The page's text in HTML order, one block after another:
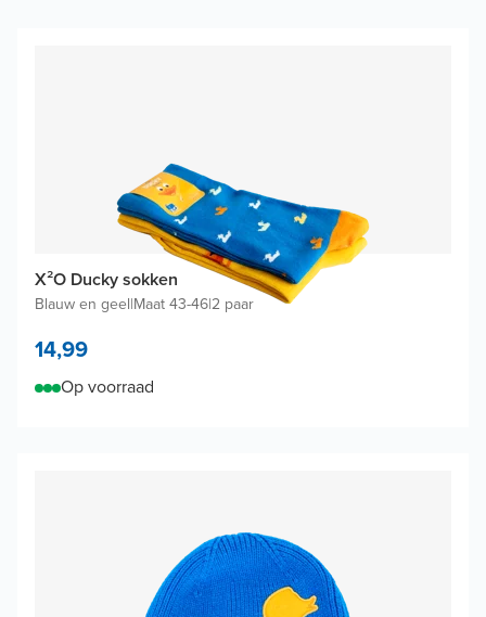
X²O Ducky sokken
Blauw en geel|Maat 43-46|2 paar
14,99
Op voorraad